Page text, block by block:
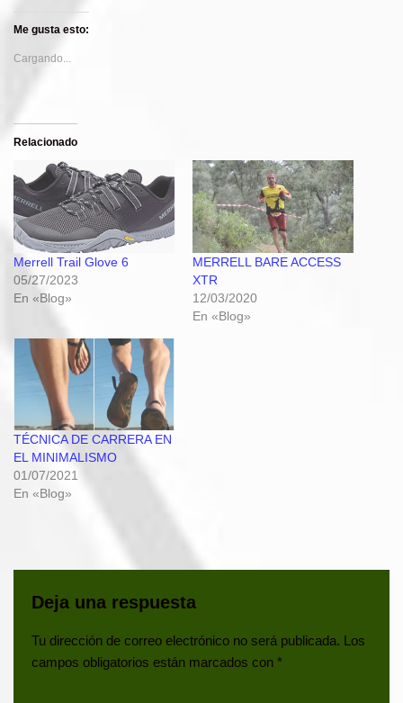
Me gusta esto:
Cargando...
Relacionado
Merrell Trail Glove 6
05/27/2023
En «Blog»
MERRELL BARE ACCESS
XTR
12/03/2020
En «Blog»
TÉCNICA DE CARRERA EN
EL MINIMALISMO
01/07/2021
En «Blog»
Deja una respuesta
Tu dirección de correo electrónico no será publicada. Los
campos obligatorios están marcados con *